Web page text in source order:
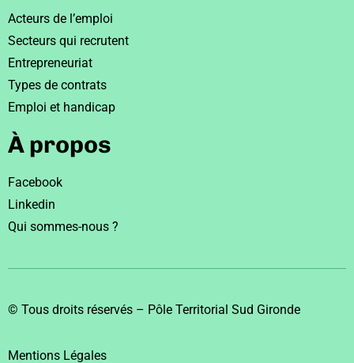
Acteurs de l’emploi
Secteurs qui recrutent
Entrepreneuriat
Types de contrats
Emploi et handicap
À propos
Facebook
Linkedin
Qui sommes-nous ?
© Tous droits réservés – Pôle Territorial Sud Gironde
Mentions Légales